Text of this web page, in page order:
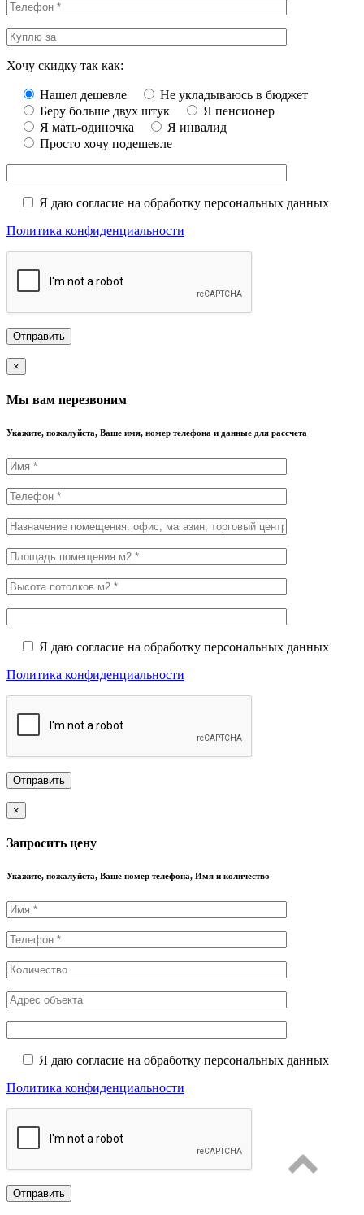
Хочу скидку так как:
Нашел дешевле
Не укладываюсь в бюджет
Беру больше двух штук
Я пенсионер
Я мать-одиночка
Я инвалид
Просто хочу подешевле
Я даю согласие на обработку персональных данных
Политика конфиденциальности
×
Мы вам перезвоним
Укажите, пожалуйста, Ваше имя, номер телефона и данные для рассчета
Я даю согласие на обработку персональных данных
Политика конфиденциальности
×
Запросить цену
Укажите, пожалуйста, Ваше номер телефона, Имя и количество
Я даю согласие на обработку персональных данных
Политика конфиденциальности